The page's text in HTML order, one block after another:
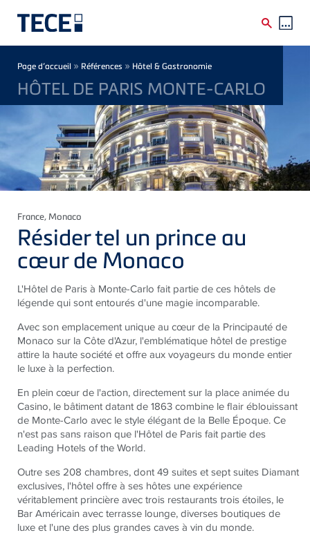
Breadcrumb
Page d’accueil » Références » Hôtel & Gastronomie
HÔTEL DE PARIS MONTE-CARLO
France, Monaco
Résider tel un prince au
cœur de Monaco
L'Hôtel de Paris à Monte-Carlo fait partie de ces hôtels de
légende qui sont entourés d'une magie incomparable.
Avec son emplacement unique au cœur de la Principauté de
Monaco sur la Côte d'Azur, l'emblématique hôtel de prestige
attire la haute société et offre aux voyageurs du monde entier
le luxe à la perfection.
En plein cœur de l'action, directement sur la place animée du
Casino, le bâtiment datant de 1863 combine le flair éblouissant
de Monte-Carlo avec le style élégant de la Belle Époque. Ce
n'est pas sans raison que l'Hôtel de Paris fait partie des
Leading Hotels of the World.
Outre ses 208 chambres, dont 49 suites et sept suites Diamant
exclusives, l'hôtel offre à ses hôtes une expérience
véritablement princière avec trois restaurants trois étoiles, le
Bar Américain avec terrasse lounge, diverses boutiques de
luxe et l'une des plus grandes caves à vin du monde.